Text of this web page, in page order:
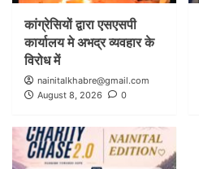
कांग्रेसियों द्वारा एसएसपी
कार्यालय मे अभद्र व्यवहार के
विरोध में
nainitalkhabre@gmail.com
August 8, 2026
0